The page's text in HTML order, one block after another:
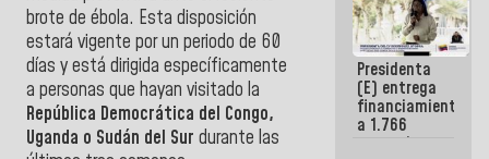
brote de ébola. Esta disposición
estará vigente por un periodo de 60
días y está dirigida específicamente
a personas que hayan visitado la
República Democrática del Congo,
Uganda o Sudán del Sur durante las
siempre
estará
acompañada
por el
Gobierno
Nacional
Presidenta
(E) entrega
financiamientos
a 1.766
comerciantes